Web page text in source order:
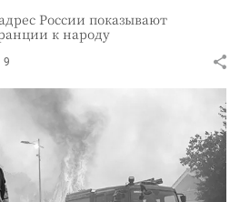
России показывают
к народу
9